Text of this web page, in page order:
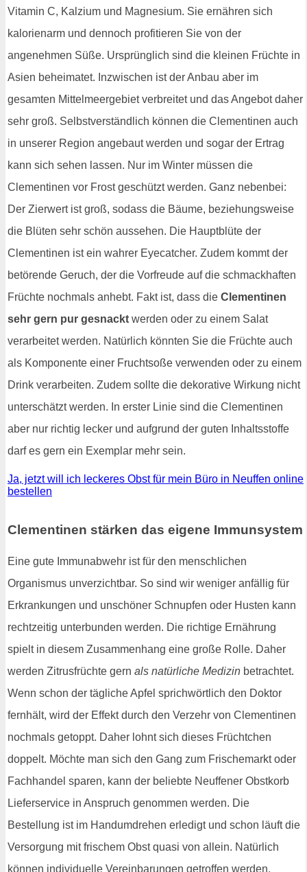
Vitamin C, Kalzium und Magnesium. Sie ernähren sich
kalorienarm und dennoch profitieren Sie von der
angenehmen Süße. Ursprünglich sind die kleinen Früchte in
Asien beheimatet. Inzwischen ist der Anbau aber im
gesamten Mittelmeergebiet verbreitet und das Angebot daher
sehr groß. Selbstverständlich können die Clementinen auch
in unserer Region angebaut werden und sogar der Ertrag
kann sich sehen lassen. Nur im Winter müssen die
Clementinen vor Frost geschützt werden. Ganz nebenbei:
Der Zierwert ist groß, sodass die Bäume, beziehungsweise
die Blüten sehr schön aussehen. Die Hauptblüte der
Clementinen ist ein wahrer Eyecatcher. Zudem kommt der
betörende Geruch, der die Vorfreude auf die schmackhaften
Früchte nochmals anhebt. Fakt ist, dass die Clementinen
sehr gern pur gesnackt werden oder zu einem Salat
verarbeitet werden. Natürlich könnten Sie die Früchte auch
als Komponente einer Fruchtsoße verwenden oder zu einem
Drink verarbeiten. Zudem sollte die dekorative Wirkung nicht
unterschätzt werden. In erster Linie sind die Clementinen
aber nur richtig lecker und aufgrund der guten Inhaltsstoffe
darf es gern ein Exemplar mehr sein.
Ja, jetzt will ich leckeres Obst für mein Büro in Neuffen online
bestellen
Clementinen stärken das eigene Immunsystem
Eine gute Immunabwehr ist für den menschlichen
Organismus unverzichtbar. So sind wir weniger anfällig für
Erkrankungen und unschöner Schnupfen oder Husten kann
rechtzeitig unterbunden werden. Die richtige Ernährung
spielt in diesem Zusammenhang eine große Rolle. Daher
werden Zitrusfrüchte gern als natürliche Medizin betrachtet.
Wenn schon der tägliche Apfel sprichwörtlich den Doktor
fernhält, wird der Effekt durch den Verzehr von Clementinen
nochmals getoppt. Daher lohnt sich dieses Früchtchen
doppelt. Möchte man sich den Gang zum Frischemarkt oder
Fachhandel sparen, kann der beliebte Neuffener Obstkorb
Lieferservice in Anspruch genommen werden. Die
Bestellung ist im Handumdrehen erledigt und schon läuft die
Versorgung mit frischem Obst quasi von allein. Natürlich
können individuelle Vereinbarungen getroffen werden,